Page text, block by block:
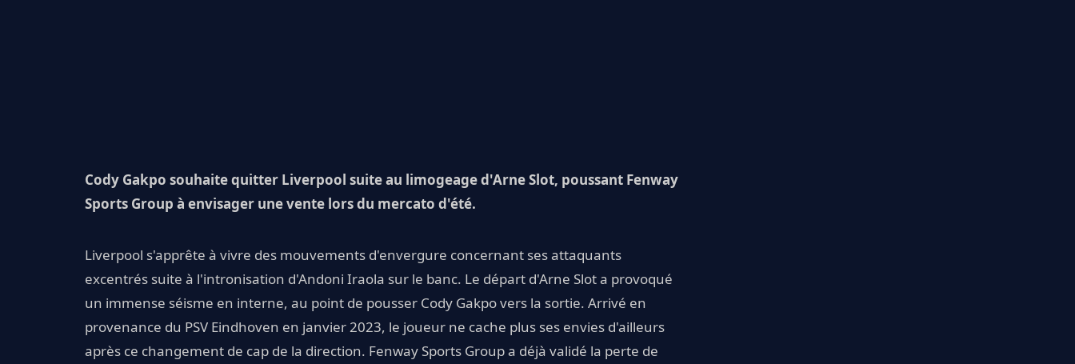
Cody Gakpo souhaite quitter Liverpool suite au limogeage d'Arne Slot, poussant Fenway
Sports Group à envisager une vente lors du mercato d'été.
Liverpool s'apprête à vivre des mouvements d'envergure concernant ses attaquants
excentrés suite à l'intronisation d'Andoni Iraola sur le banc. Le départ d'Arne Slot a provoqué
un immense séisme en interne, au point de pousser Cody Gakpo vers la sortie. Arrivé en
provenance du PSV Eindhoven en janvier 2023, le joueur ne cache plus ses envies d'ailleurs
après ce changement de cap de la direction. Fenway Sports Group a déjà validé la perte de